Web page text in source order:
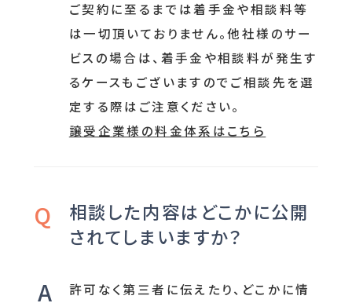
ご契約に至るまでは着手金や相談料等
は一切頂いておりません。他社様のサー
ビスの場合は、着手金や相談料が発生す
るケースもございますのでご相談先を選
定する際はご注意ください。
譲受企業様の料金体系はこちら
相談した内容はどこかに公開
されてしまいますか？
許可なく第三者に伝えたり、どこかに情